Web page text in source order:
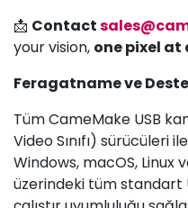
📩 Contact
your vision, one pixel at
Feragatname ve
Tüm CameMake USB
Video Sınıfı) sürücüleri
Windows, macOS,
üzerindeki tüm standart